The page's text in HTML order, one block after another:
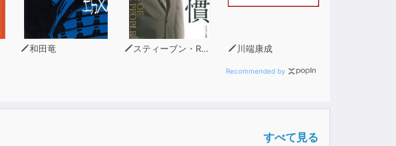
和田竜 スティーブン・R・コヴィー 川端康成
Recommended by
すべて見る